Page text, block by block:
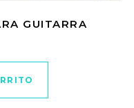
GUITARRA